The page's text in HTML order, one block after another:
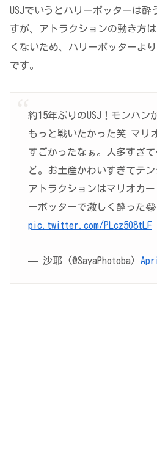
USJでいうとハリーポッターは酔
すが、アトラクションの動き方
くないため、ハリーポッターよ
です。
約15年ぶりのUSJ！モンハン
もっと戦いたかった笑 マリ
すごかったなぁ。人多すぎ
ど。お土産かわいすぎてテン
アトラクションはマリオカ
ーポッターで激しく酔った😂
pic.twitter.com/PLcz5O8tLF
— 沙耶 (@SayaPhotoba)